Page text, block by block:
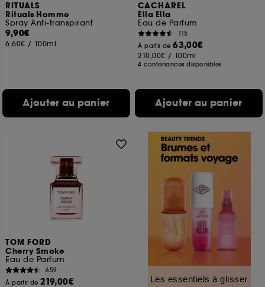
RITUALS
Rituals Homme
Spray Anti-transpirant
9,90€
6,60€ / 100ml
Ajouter au panier
CACHAREL
Ella Ella
Eau de Parfum
115
À partir de63,00€
210,00€ / 100ml
4 contenances disponibles
Ajouter au panier
TOM FORD
Cherry Smoke
Eau de Parfum
659
À partir de219,00€
Les essentiels à glisser